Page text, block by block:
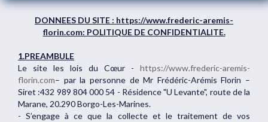
DONNEES DU SITE : https://www.frederic-aremis-
florin.com: POLITIQUE DE CONFIDENTIALITE.
1.PREAMBULE
Le site les lois du Cœur - https://www.frederic-aremis-
florin.com– par la personne de Mr Frédéric-Arémis Florin –
Siret :432 989 804 000 54 - Résidence "U Levante", route de la
Marane, 20.290 Borgo-Les-Marines.
- S’engage à ce que la collecte et le traitement de vos